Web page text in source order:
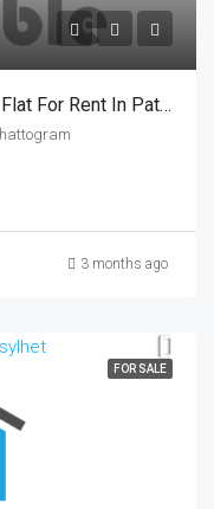
Affordable 1-Bedroom Detached Flat For Rent In Pathantooly, Chattogram | চট্টগ্রামের পাঠানটুলী নাজিরপুলে আকর্ষণীয় ফ্ল্যাট ভাড়া
Chattogram
3 months ago
FOR SALE